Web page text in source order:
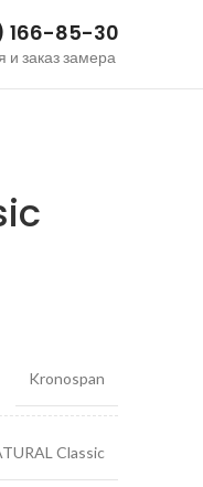
166-85-30
и заказ замера
Kronospan
Classic